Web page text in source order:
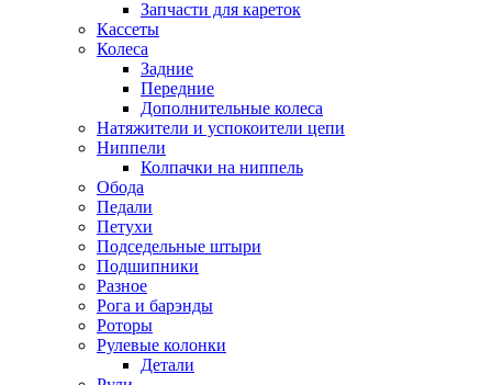
Запчасти для кареток
Кассеты
Колеса
Задние
Передние
Дополнительные колеса
Натяжители и успокоители цепи
Ниппели
Колпачки на ниппель
Обода
Педали
Петухи
Подседельные штыри
Подшипники
Разное
Рога и барэнды
Роторы
Рулевые колонки
Детали